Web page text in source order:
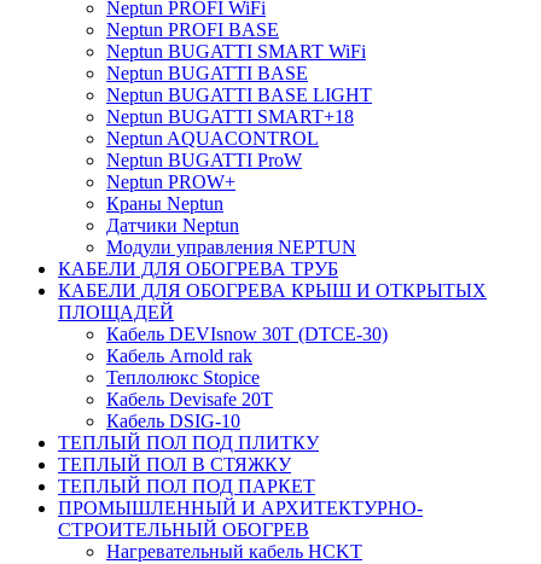
Neptun PROFI WiFi
Neptun PROFI BASE
Neptun BUGATTI SMART WiFi
Neptun BUGATTI BASE
Neptun BUGATTI BASE LIGHT
Neptun BUGATTI SMART+18
Neptun AQUACONTROL
Neptun BUGATTI ProW
Neptun PROW+
Краны Neptun
Датчики Neptun
Модули управления NEPTUN
КАБЕЛИ ДЛЯ ОБОГРЕВА ТРУБ
КАБЕЛИ ДЛЯ ОБОГРЕВА КРЫШ И ОТКРЫТЫХ
ПЛОЩАДЕЙ
Кабель DEVIsnow 30Т (DTCE-30)
Кабель Arnold rak
Теплолюкс Stopice
Кабель Devisafe 20T
Кабель DSIG-10
ТЕПЛЫЙ ПОЛ ПОД ПЛИТКУ
ТЕПЛЫЙ ПОЛ В СТЯЖКУ
ТЕПЛЫЙ ПОЛ ПОД ПАРКЕТ
ПРОМЫШЛЕННЫЙ И АРХИТЕКТУРНО-
СТРОИТЕЛЬНЫЙ ОБОГРЕВ
Нагревательный кабель НCKТ